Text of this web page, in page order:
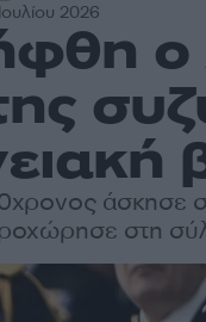
2026
ο
άσκησε
στη